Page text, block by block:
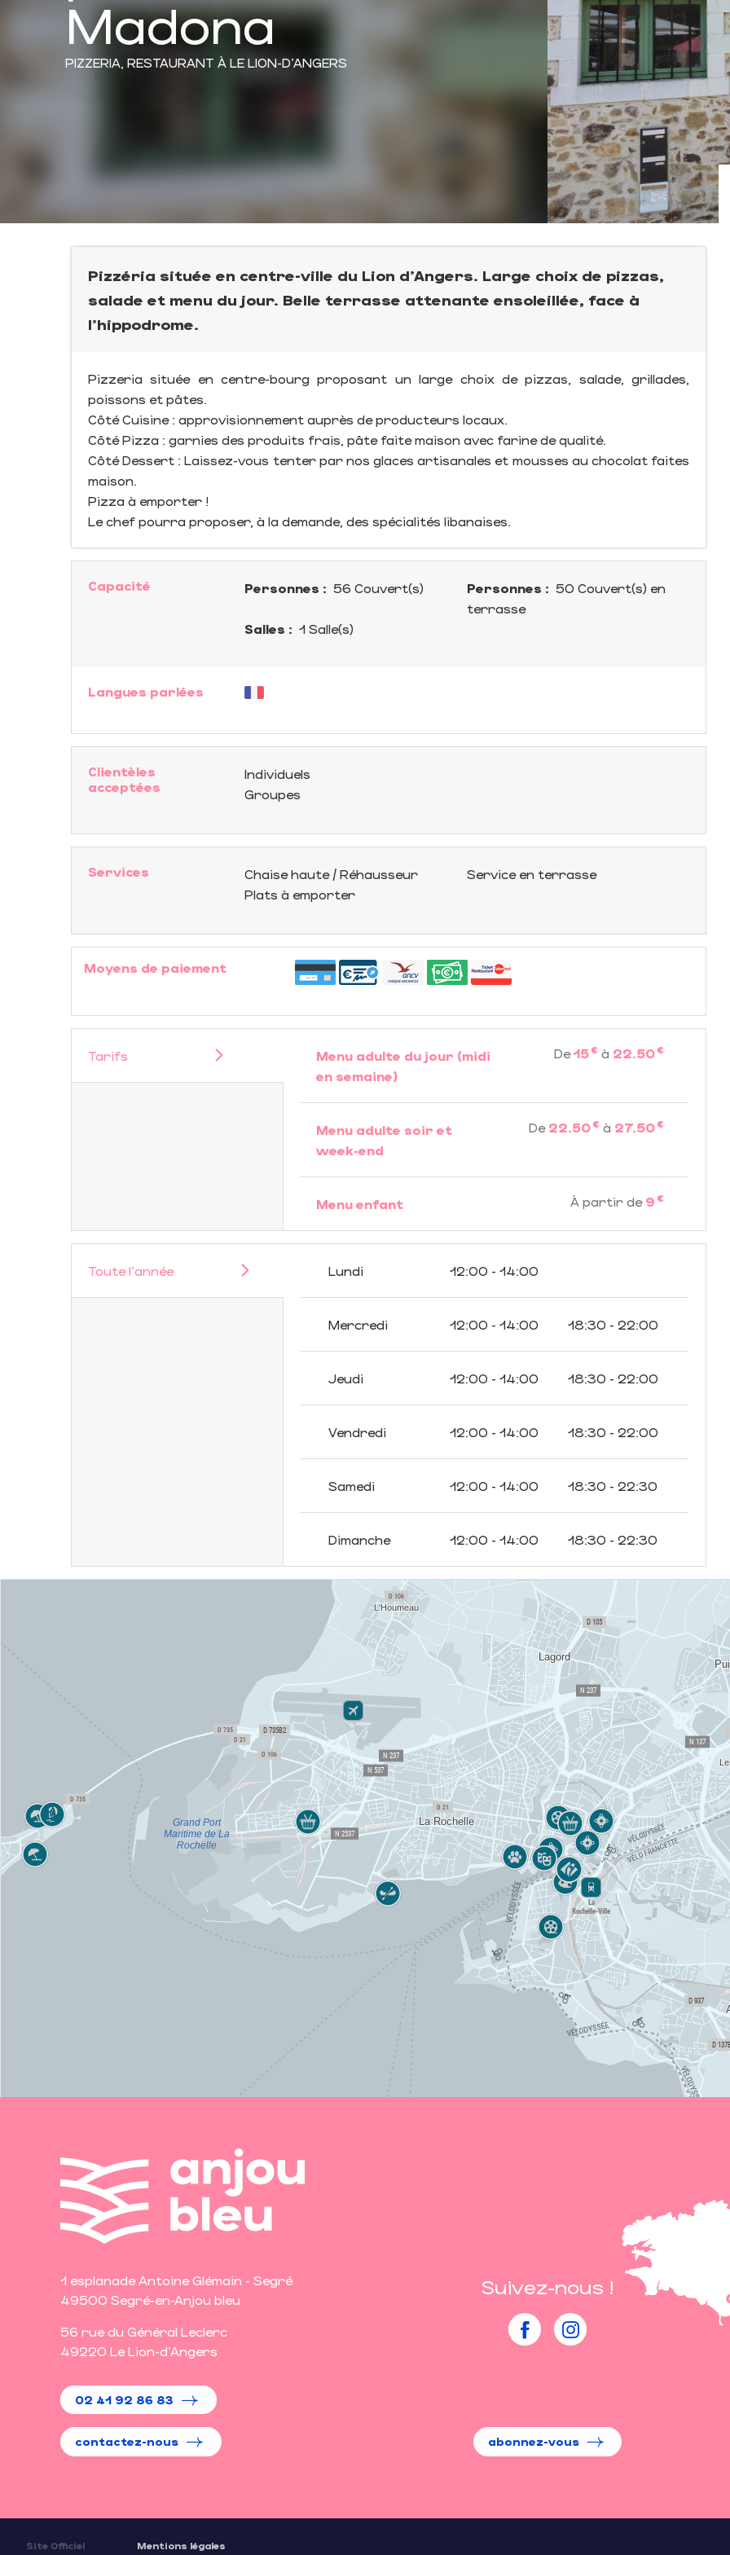
Madona
PIZZERIA, RESTAURANT À LE LION-D'ANGERS
Pizzéria située en centre-ville du Lion d'Angers. Large choix de pizzas,
salade et menu du jour. Belle terrasse attenante ensoleillée, face à
l'hippodrome.
Pizzeria située en centre-bourg proposant un large choix de pizzas, salade, grillades,
poissons et pâtes.
Côté Cuisine : approvisionnement auprès de producteurs locaux.
Côté Pizza : garnies des produits frais, pâte faite maison avec farine de qualité.
Côté Dessert : Laissez-vous tenter par nos glaces artisanales et mousses au chocolat faites
maison.
Pizza à emporter !
Le chef pourra proposer, à la demande, des spécialités libanaises.
Capacité Personnes : 56 Couvert(s) Personnes : 50 Couvert(s) en
terrasse
Salles : 1 Salle(s)
Langues parlées
Clientèles
acceptées
Individuels
Groupes
Services
Chaise haute / Réhausseur
Plats à emporter
Service en terrasse
Moyens de paiement
Tarifs
Menu adulte du jour (midi
en semaine)
De15 € à 22.50 €
Menu adulte soir et
week-end
De 22.50 € à 27.50 €
Menu enfant À partir de 9 €
Toute l'année Lundi 12:00 - 14:00
Mercredi 12:00 - 14:00 18:30 - 22:00
Jeudi 12:00 - 14:00 18:30 - 22:00
Vendredi 12:00 - 14:00 18:30 - 22:00
Samedi 12:00 - 14:00 18:30 - 22:30
Dimanche 12:00 - 14:00 18:30 - 22:30
1 esplanade Antoine Glémain - Segré
49500 Segré-en-Anjou bleu
56 rue du Général Leclerc
49220 Le Lion-d'Angers
02 41 92 86 83
contactez-nous
Suivez-nous !
abonnez-vous
Site Officiel Mentions légales